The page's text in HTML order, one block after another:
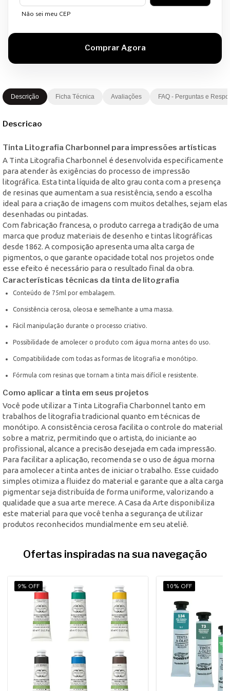
Não sei meu CEP
Descrição Ficha Técnica Avaliações FAQ - Perguntas e
Descricao
Tinta Litografia Charbonnel para impressões artísticas
A Tinta Litografia Charbonnel é desenvolvida especificamente
para atender às exigências do processo de impressão
litográfica. Esta tinta líquida de alto grau conta com a presença
de resinas que aumentam a sua resistência, sendo a escolha
ideal para a criação de imagens com muitos detalhes, sejam elas
desenhadas ou pintadas.
Com fabricação francesa, o produto carrega a tradição de uma
marca que produz materiais de desenho e tintas litográficas
desde 1862. A composição apresenta uma alta carga de
pigmentos, o que garante opacidade total nos projetos onde
esse efeito é necessário para o resultado final da obra.
Características técnicas da tinta de litografia
Conteúdo de 75ml por embalagem.
Consistência cerosa, oleosa e semelhante a uma massa.
Fácil manipulação durante o processo criativo.
Possibilidade de amolecer o produto com água morna antes do uso.
Compatibilidade com todas as formas de litografia e monótipo.
Fórmula com resinas que tornam a tinta mais difícil e resistente.
Como aplicar a tinta em seus projetos
Você pode utilizar a Tinta Litografia Charbonnel tanto em
trabalhos de litografia tradicional quanto em técnicas de
monótipo. A consistência cerosa facilita o controle do material
sobre a matriz, permitindo que o artista, do iniciante ao
profissional, alcance a precisão desejada em cada impressão.
Para facilitar a aplicação, recomenda se o uso de água morna
para amolecer a tinta antes de iniciar o trabalho. Esse cuidado
simples otimiza a fluidez do material e garante que a alta carga
pigmentar seja distribuída de forma uniforme, valorizando a
qualidade que a sua arte merece. A Casa da Arte disponibiliza
este material para que você tenha a segurança de utilizar
produtos reconhecidos mundialmente em seu ateliê.
Ofertas inspiradas na sua navegação
9% OFF 10% OFF